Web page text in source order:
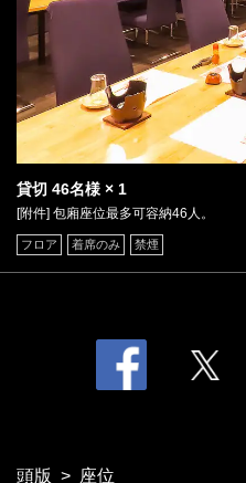
貸切 46名様 × 1
[附件] 包廂座位最多可容納46人。
フロア 着席のみ 禁煙
頭版 座位